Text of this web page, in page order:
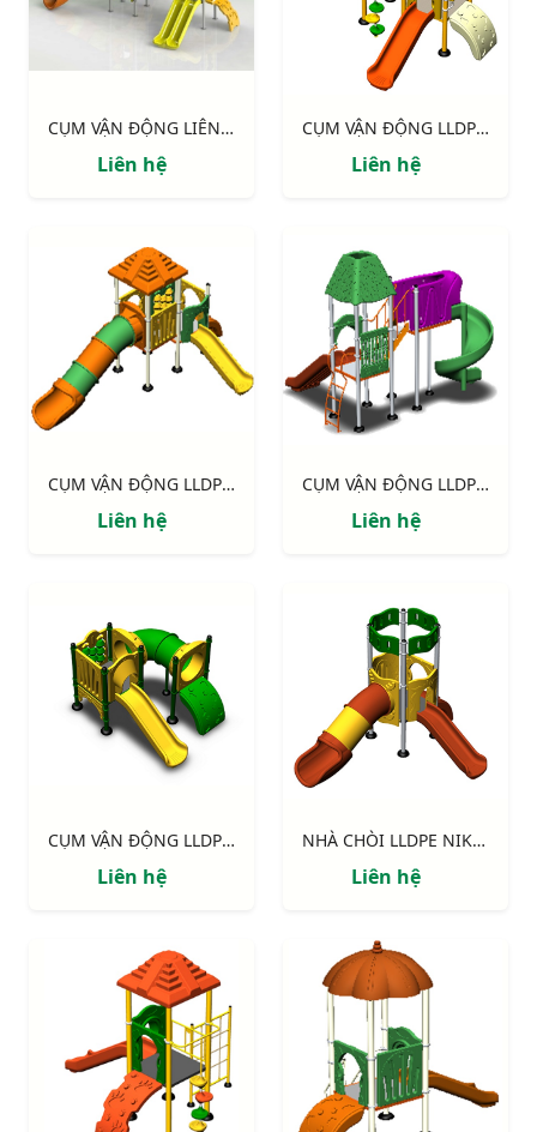
CỤM VẬN ĐỘNG LIÊN HOÀN LLDPE NIK134080RT
Liên hệ
CỤM VẬN ĐỘNG LLDPE NIK124060B
Liên hệ
CỤM VẬN ĐỘNG LLDPE NIK124060M
Liên hệ
CỤM VẬN ĐỘNG LLDPE NIK133070L
Liên hệ
CỤM VẬN ĐỘNG LLDPE NIK122070X
Liên hệ
NHÀ CHÒI LLDPE NIK113040R
Liên hệ